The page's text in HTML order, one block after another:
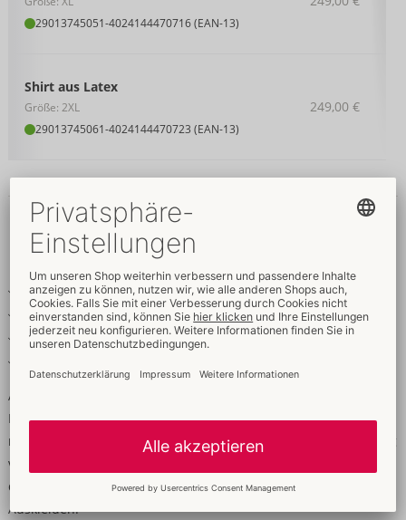
29013745051-4024144470716 (EAN-13)
Shirt aus Latex
Größe: 2XL
29013745061-4024144470723 (EAN-13)
249,00 €
Produkttext
Bauchfreies Langarm-Shirt aus Latex
Rauchfarben-transparent
Großer Metallring vorn am Stehkragen
Aufregend transparent!
Bauchfreies Langarm-Shirt von LateX aus Naturlatex (geklebt) in
rauchfarbener Transparenz. Mit großem dekorativen Metallring
vorne unter dem stilvollen Stehkragen. Im Rücken mit
durchgehendem Reißverschluss für bequemes An- und
Auskleiden.